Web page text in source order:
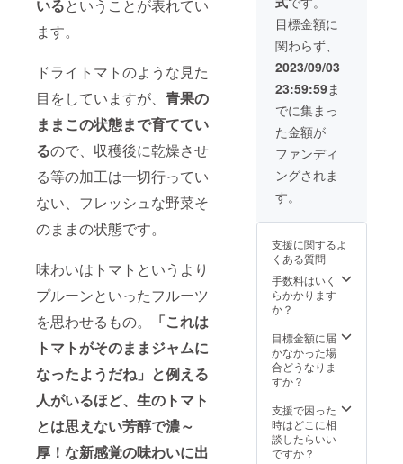
いるということが表れてい
ます。
ドライトマトのような見た
目をしていますが、 青果の
ままこの状態まで育ててい
るので、収穫後に乾燥させ
る等の加工は一切行ってい
ない、フレッシュな野菜そ
のままの状態です。
味わいはトマトというより
プルーンといったフルーツ
を思わせるもの。
「これは
トマトがそのままジャムに
なったようだね」と例える
人がいるほど、生のトマト
とは思えない芳醇で濃～
厚！な新感覚の味わいに出
ぼちゃ
（ダー
クホー
ス・
坊っ
ん）、
ミニト
マト
（グ
ラッセ
オレン
ジ・ほ
カラー
ピーマ
ン、オ
クラ、
ナス、
ピーマ
ガラ
シ、ハ
ラペー
ヤ、
ズッ
キー
ニ、カ
管品と
なりま
す。
ム雫よ
り収穫
でき次
第随時
直送い
たしま
す。
Kiff the
TOMAT
Oは賞味
期限が
お届け
から約1
してお
が早い
ためで
きるだ
け早く
お召し
下さ
い）。
チルド
品のた
冷蔵保
管品と
なりま
す。 ・
目標金額に
関わらず、
2023/09/03
23:59:59ま
でに集まっ
た金額が
ファンディ
ングされま
す。
支援に関するよ
くある質問
手数料はいく
らかかります
か？
目標金額に届
かなかった場
合どうなりま
すか？
支援で困った
時はどこに相
談したらいい
ですか？